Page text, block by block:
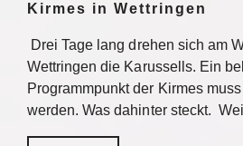
Kirmes in Wettringen
Drei Tage lang drehen sich am
Wettringen die Karussells. Ein
Programmpunkt der Kirmes
werden. Was dahinter steckt.